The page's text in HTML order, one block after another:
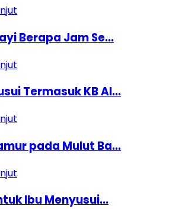
Berapa Jam Se...
Termasuk KB Al...
pada Mulut Ba...
Ibu Menyusui...